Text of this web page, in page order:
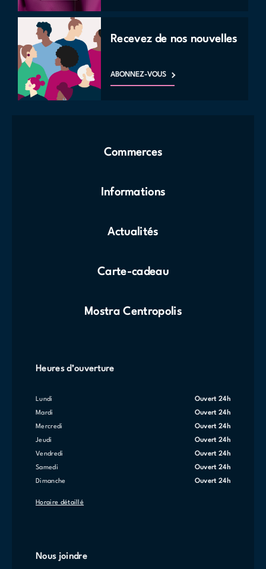
Recevez de nos nouvelles
ABONNEZ-VOUS
Commerces
Informations
Actualités
Carte-cadeau
Mostra Centropolis
Heures d’ouverture
lundi Ouvert 24h
mardi Ouvert 24h
mercredi Ouvert 24h
jeudi Ouvert 24h
vendredi Ouvert 24h
samedi Ouvert 24h
dimanche Ouvert 24h
Horaire détaillé
Nous joindre